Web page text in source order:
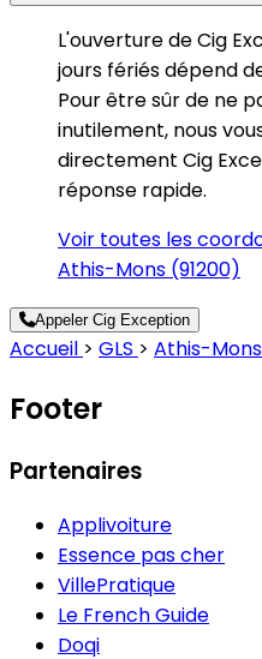
L'ouverture de Cig
jours fériés dépend
Pour être sûr de ne
inutilement, nous
directement Cig
réponse rapide.
Voir toutes les
Athis-Mons (91200)
Appeler Cig Exception
Accueil > GLS > Athis-
Footer
Partenaires
Applivoiture
Essence pas cher
VillePratique
Le French Guide
Doqi